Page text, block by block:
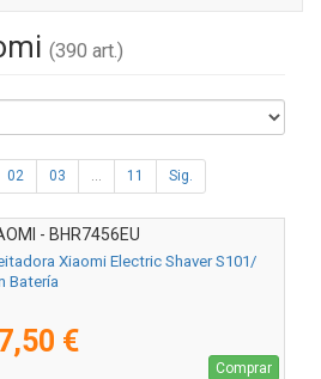
(390 art.)
02 03 ... 11 Sig.
- BHR7456EU
Xiaomi Electric Shaver S101/
Batería
€
Comprar